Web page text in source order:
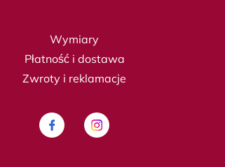
Wymiary
Płatność i dostawa
Zwroty i reklamacje